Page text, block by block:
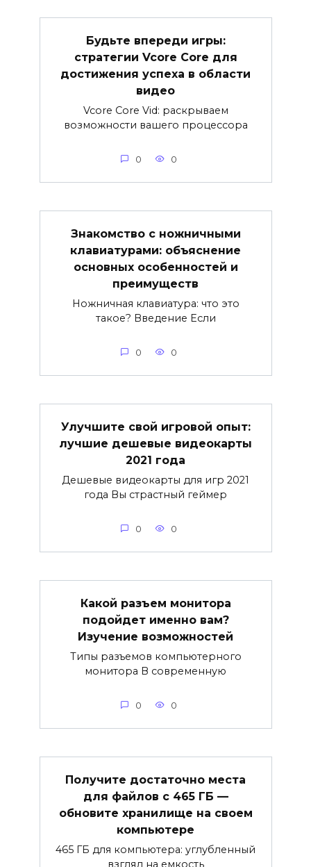
Будьте впереди игры:
стратегии Vcore Core для
достижения успеха в области
видео
Vcore Core Vid: раскрываем
возможности вашего процессора
0 0
Знакомство с ножничными
клавиатурами: объяснение
основных особенностей и
преимуществ
Ножничная клавиатура: что это
такое? Введение Если
0 0
Улучшите свой игровой опыт:
лучшие дешевые видеокарты
2021 года
Дешевые видеокарты для игр 2021
года Вы страстный геймер
0 0
Какой разъем монитора
подойдет именно вам?
Изучение возможностей
Типы разъемов компьютерного
монитора В современную
0 0
Получите достаточно места
для файлов с 465 ГБ —
обновите хранилище на своем
компьютере
465 ГБ для компьютера: углубленный
взгляд на емкость